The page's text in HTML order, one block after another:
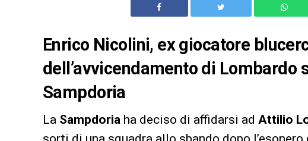
Enrico Nicolini, ex giocatore
dell’avvicendamento di Lombardo
Sampdoria
La Sampdoria ha deciso di affidarsi ad Attilio